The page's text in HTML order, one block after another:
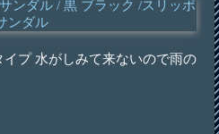
プ 水がしみて来ないので雨の